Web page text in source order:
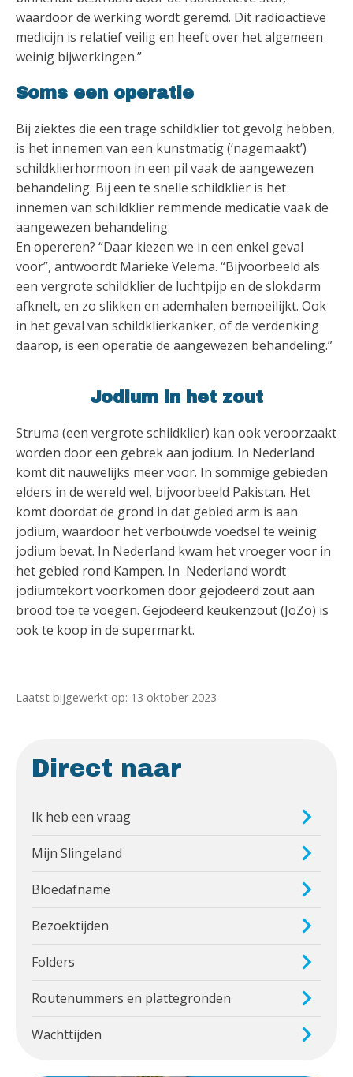
waardoor de werking wordt geremd. Dit radioactieve
medicijn is relatief veilig en heeft over het algemeen
weinig bijwerkingen.”
Soms een operatie
Bij ziektes die een trage schildklier tot gevolg hebben,
is het innemen van een kunstmatig (‘nagemaakt’)
schildklierhormoon in een pil vaak de aangewezen
behandeling. Bij een te snelle schildklier is het
innemen van schildklier remmende medicatie vaak de
aangewezen behandeling.
En opereren? “Daar kiezen we in een enkel geval
voor”, antwoordt Marieke Velema. “Bijvoorbeeld als
een vergrote schildklier de luchtpijp en de slokdarm
afknelt, en zo slikken en ademhalen bemoeilijkt. Ook
in het geval van schildklierkanker, of de verdenking
daarop, is een operatie de aangewezen behandeling.”
Jodium in het zout
Struma (een vergrote schildklier) kan ook veroorzaakt
worden door een gebrek aan jodium. In Nederland
komt dit nauwelijks meer voor. In sommige gebieden
elders in de wereld wel, bijvoorbeeld Pakistan. Het
komt doordat de grond in dat gebied arm is aan
jodium, waardoor het verbouwde voedsel te weinig
jodium bevat. In Nederland kwam het vroeger voor in
het gebied rond Kampen. In Nederland wordt
jodiumtekort voorkomen door gejodeerd zout aan
brood toe te voegen. Gejodeerd keukenzout (JoZo) is
ook te koop in de supermarkt.
Laatst bijgewerkt op: 13 oktober 2023
Direct naar
Ik heb een vraag
Mijn Slingeland
Bloedafname
Bezoektijden
Folders
Routenummers en plattegronden
Wachttijden